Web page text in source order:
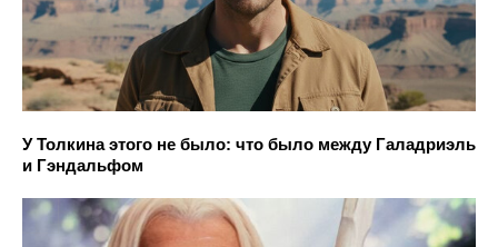
У Толкина этого не было: что было между Галадриэль
и Гэндальфом